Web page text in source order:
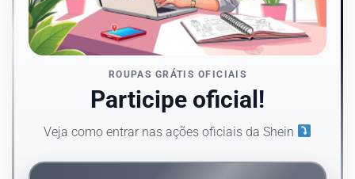
ROUPAS GRÁTIS OFICIAIS
Participe oficial!
Veja como entrar nas ações oficiais da Shein